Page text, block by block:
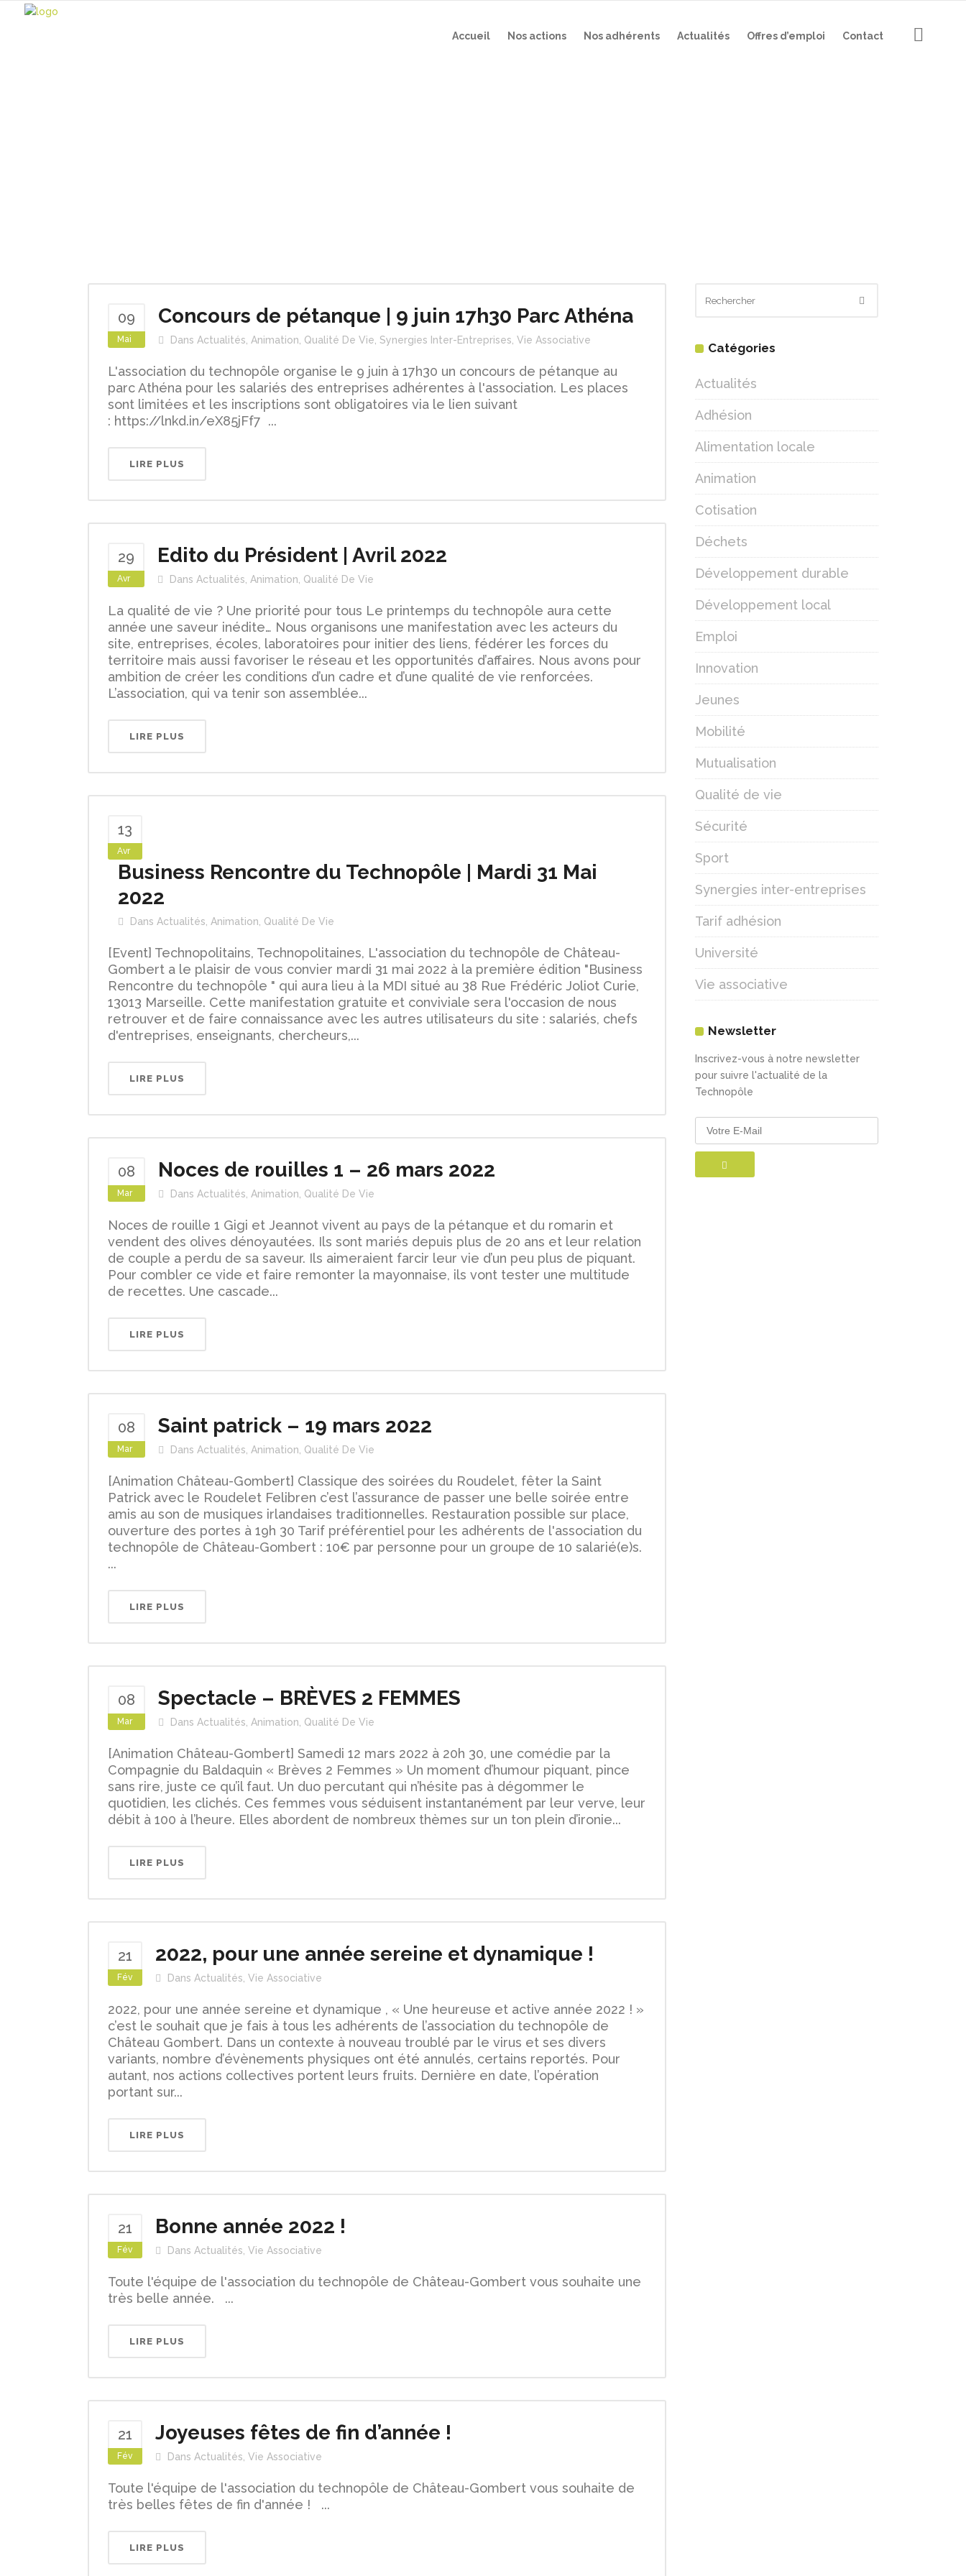
Accueil Nos actions Nos adhérents Actualités Offres d’emploi Contact
09
Mai
Concours de pétanque | 9 juin 17h30 Parc Athéna
Dans Actualités Animation Qualité De Vie Synergies Inter-Entreprises Vie Associative
L'association du technopôle organise le 9 juin à 17h30 un concours de pétanque au
parc Athéna pour les salariés des entreprises adhérentes à l'association. Les places
sont limitées et les inscriptions sont obligatoires via le lien suivant
: https://lnkd.in/eX85jFf7 ...
LIRE PLUS
29
Avr
Edito du Président | Avril 2022
Dans Actualités Animation Qualité De Vie
La qualité de vie ? Une priorité pour tous Le printemps du technopôle aura cette
année une saveur inédite… Nous organisons une manifestation avec les acteurs du
site, entreprises, écoles, laboratoires pour initier des liens, fédérer les forces du
territoire mais aussi favoriser le réseau et les opportunités d’affaires. Nous avons pour
ambition de créer les conditions d’un cadre et d’une qualité de vie renforcées.
L’association, qui va tenir son assemblée...
LIRE PLUS
13
Avr
Business Rencontre du Technopôle | Mardi 31 Mai
2022
Dans Actualités Animation Qualité De Vie
[Event] Technopolitains, Technopolitaines, L'association du technopôle de Château-
Gombert a le plaisir de vous convier mardi 31 mai 2022 à la première édition "Business
Rencontre du technopôle " qui aura lieu à la MDI situé au 38 Rue Frédéric Joliot Curie,
13013 Marseille. Cette manifestation gratuite et conviviale sera l'occasion de nous
retrouver et de faire connaissance avec les autres utilisateurs du site : salariés, chefs
d'entreprises, enseignants, chercheurs,...
LIRE PLUS
08
Mar
Noces de rouilles 1 – 26 mars 2022
Dans Actualités Animation Qualité De Vie
Noces de rouille 1 Gigi et Jeannot vivent au pays de la pétanque et du romarin et
vendent des olives dénoyautées. Ils sont mariés depuis plus de 20 ans et leur relation
de couple a perdu de sa saveur. Ils aimeraient farcir leur vie d’un peu plus de piquant.
Pour combler ce vide et faire remonter la mayonnaise, ils vont tester une multitude
de recettes. Une cascade...
LIRE PLUS
08
Mar
Saint patrick – 19 mars 2022
Dans Actualités Animation Qualité De Vie
[Animation Château-Gombert] Classique des soirées du Roudelet, fêter la Saint
Patrick avec le Roudelet Felibren c’est l’assurance de passer une belle soirée entre
amis au son de musiques irlandaises traditionnelles. Restauration possible sur place,
ouverture des portes à 19h 30 Tarif préférentiel pour les adhérents de l'association du
technopôle de Château-Gombert : 10€ par personne pour un groupe de 10 salarié(e)s.
...
LIRE PLUS
08
Mar
Spectacle – BRÈVES 2 FEMMES
Dans Actualités Animation Qualité De Vie
[Animation Château-Gombert] Samedi 12 mars 2022 à 20h 30, une comédie par la
Compagnie du Baldaquin « Brèves 2 Femmes » Un moment d’humour piquant, pince
sans rire, juste ce qu’il faut. Un duo percutant qui n’hésite pas à dégommer le
quotidien, les clichés. Ces femmes vous séduisent instantanément par leur verve, leur
débit à 100 à l’heure. Elles abordent de nombreux thèmes sur un ton plein d’ironie...
LIRE PLUS
21
Fév
2022, pour une année sereine et dynamique !
Dans Actualités Vie Associative
2022, pour une année sereine et dynamique , « Une heureuse et active année 2022 ! »
c’est le souhait que je fais à tous les adhérents de l’association du technopôle de
Château Gombert. Dans un contexte à nouveau troublé par le virus et ses divers
variants, nombre d’évènements physiques ont été annulés, certains reportés. Pour
autant, nos actions collectives portent leurs fruits. Dernière en date, l’opération
portant sur...
LIRE PLUS
21
Fév
Bonne année 2022 !
Dans Actualités Vie Associative
Toute l'équipe de l'association du technopôle de Château-Gombert vous souhaite une
très belle année. ...
LIRE PLUS
21
Fév
Joyeuses fêtes de fin d’année !
Dans Actualités Vie Associative
Toute l'équipe de l'association du technopôle de Château-Gombert vous souhaite de
très belles fêtes de fin d'année ! ...
LIRE PLUS
Catégories
Actualités
Adhésion
Alimentation locale
Animation
Cotisation
Déchets
Développement durable
Développement local
Emploi
Innovation
Jeunes
Mobilité
Mutualisation
Qualité de vie
Sécurité
Sport
Synergies inter-entreprises
Tarif adhésion
Université
Vie associative
Newsletter
Inscrivez-vous à notre newsletter
pour suivre l'actualité de la
Technopôle